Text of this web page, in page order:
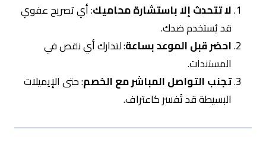
لا تتحدث إلا باستشارة محاميك: أي تصريح عفوي
قد يُستخدم ضدك.
احضر قبل الموعد بساعة: لتدارك أي نقص في
المستندات.
تجنب التواصل المباشر مع الخصم: حتى الإيميلات
البسيطة قد تُفسر كاعتراف.